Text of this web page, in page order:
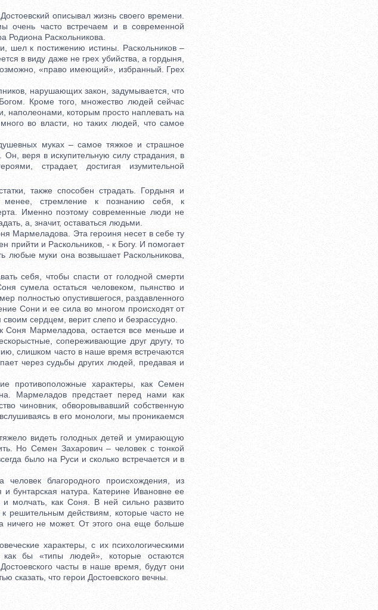
описывал жизнь своего времени.
очень часто встречаем и в современной
Родиона Раскольникова.
шел к постижению истины. Раскольников –
в виду даже не грех убийства, а гордыня,
«право имеющий», избранный. Грех
нарушающих закон, задумывается, что
Кроме того, множество людей сейчас
наполеонами, которым просто наплевать на
во власти, но таких людей, что самое
муках – самое тяжкое и страшное
Он, веря в искупительную силу страдания, в
страдает, достигая изумительной
также способен страдать. Гордыня и
стремление к познанию себя, к
Именно поэтому современные люди не
а, значит, оставаться людьми.
Мармеладова. Эта героиня несет в себе ту
прийти и Раскольников, - к Богу. И помогает
любые муки она возвышает Раскольникова,
себя, чтобы спасти от голодной смерти
сумела остаться человеком, пьянство и
полностью опустившегося, раздавленного
Сони и ее сила во многом происходят от
сердцем, верит слепо и безрассудно.
Мармеладова, остается все меньше и
сопереживающие друг другу, то
слишком часто в наше время встречаются
через судьбы других людей, предавая и
характеры, как Семен
Мармеладов предстает перед нами как
чиновник, обворовывавший собственную
в его монологи, мы проникаемся
видеть голодных детей и умирающую
Но Семен Захарович – человек с тонкой
было на Руси и сколько встречается и в
благородного происхождения, из
бунтарская натура. Катерине Ивановне ее
молчать, как Соня. В ней сильно развито
к решительным действиям, которые часто не
ничего не может. От этого она еще больше
характеры, с их психологическими
как бы «типы людей», которые остаются
часты в наше время, будут они
что герои Достоевского вечны.